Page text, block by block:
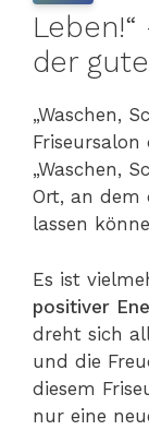
der
„Waschen,
„Waschen,
Ort, an dem
lassen
Es ist
positiver
dreht sich
und die
diesem
nur eine